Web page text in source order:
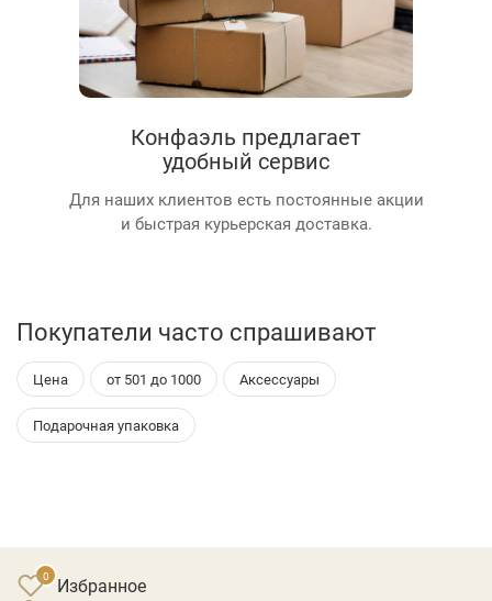
Конфаэль предлагает
удобный сервис
Для наших клиентов есть постоянные акции
и быстрая курьерская доставка.
Покупатели часто спрашивают
Цена от 501 до 1000 Аксессуары
Подарочная упаковка
Избранное